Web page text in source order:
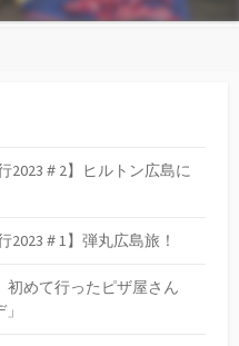
2023＃2】ヒルトン広島に
2023＃1】弾丸広島旅！
初めて行ったピザ屋さん